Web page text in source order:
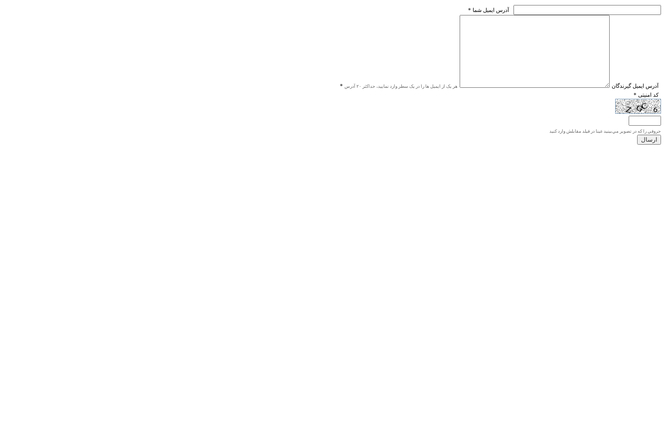
* آدرس ايميل شما
* آدرس ايميل گيرندگان هر یک از ایمیل ها را در یک سطر وارد نمایید، حداکثر ۲۰ آدرس
* کد امنیتی
حروفي را كه در تصوير مي‌بينيد عينا در فيلد مقابلش وارد كنيد